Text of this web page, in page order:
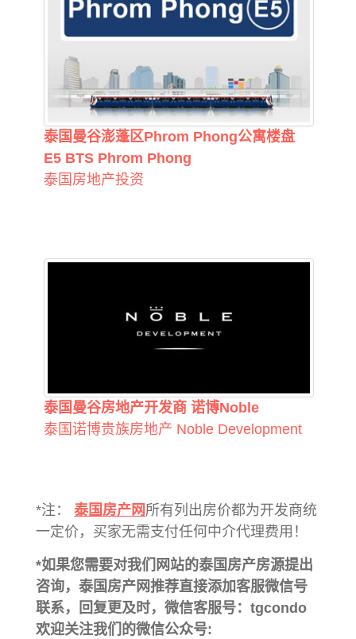
泰国曼谷澎蓬区Phrom Phong公寓楼盘
E5 BTS Phrom Phong
泰国房地产投资
泰国曼谷房地产开发商 诺博Noble
泰国诺博贵族房地产 Noble Development
*注：泰国房产网 所有列出房价都为开发商统
一定价，买家无需支付任何中介代理费用！
*如果您需要对我们网站的泰国房产房源提出
咨询，泰国房产网推荐直接添加客服微信号
联系，回复更及时，微信客服号：tgcondo
欢迎关注我们的微信公众号: